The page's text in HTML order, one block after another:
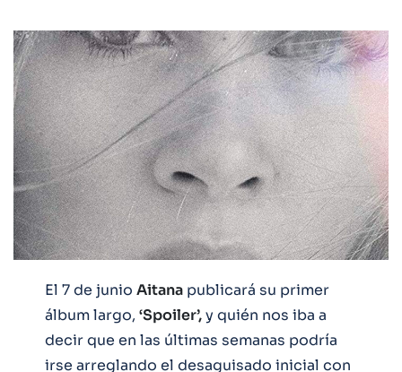
El 7 de junio Aitana publicará su primer
álbum largo, ‘Spoiler’,y quién nos iba a
decir que en las últimas semanas podría
irse arreglando el desaguisado inicial con